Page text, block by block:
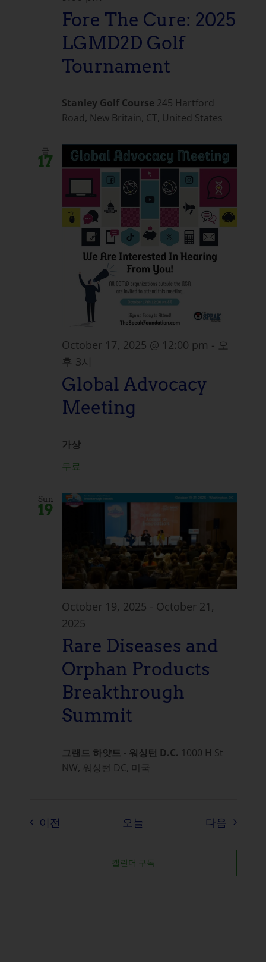
Fore The Cure: 2025
LGMD2D Golf
Tournament
Stanley Golf Course 245 Hartford
Road, New Britain, CT, United States
금
17
October 17, 2025 @ 12:00 pm - 오
후 3시
Global Advocacy
Meeting
가상
무료
Sun
19
October 19, 2025 - October 21,
2025
Rare Diseases and
Orphan Products
Breakthrough
Summit
그랜드 하얏트 - 워싱턴 D.C. 1000 H St
NW, 워싱턴 DC, 미국
이전 오늘 다음 이벤트
캘린더 구독